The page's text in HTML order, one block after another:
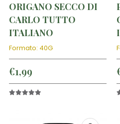
ORIGANO SECCO DI
CARLO TUTTO
ITALIANO
Formato: 40G
€1,99